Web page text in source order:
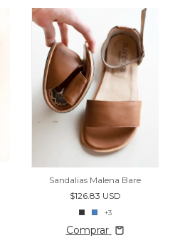
Sandalias Malena Bare
$126.83 USD
+3
Comprar